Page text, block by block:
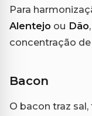
Para
Alentejo ou Dão
concentração
Bacon
O bacon traz